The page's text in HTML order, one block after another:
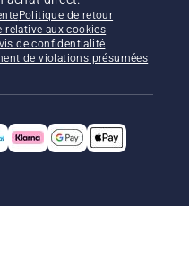
Politique de retour
relative aux cookies
de confidentialité
de violations présumées